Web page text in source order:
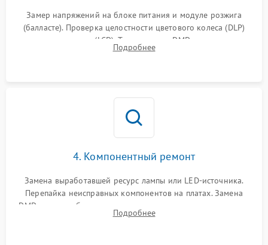
Замер напряжений на блоке питания и модуле розжига
(балласте). Проверка целостности цветового колеса (DLP)
или поляризаторов (LCD). Тестирование DMD-чипа, датчиков
температуры и оптопар с помощью мультиметра и
Подробнее
4. Компонентный ремонт
Замена выработавшей ресурс лампы или LED-источника.
Перепайка неисправных компонентов на платах. Замена
DMD-чипа при битых пикселях, установка нового цветового
колеса или восстановление сгоревших поляризационных
Подробнее